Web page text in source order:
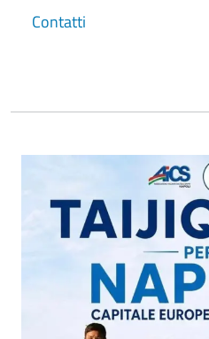
Contatti